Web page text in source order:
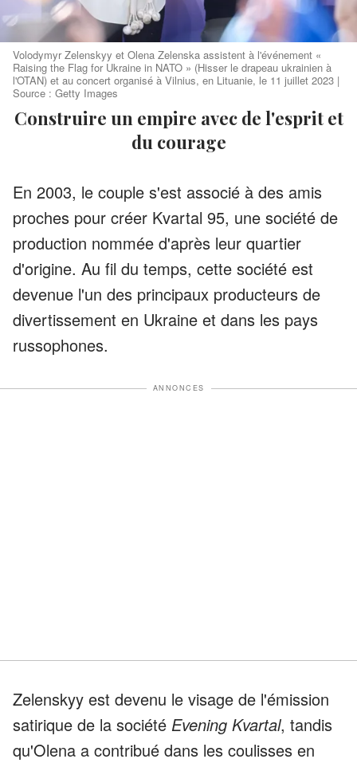
Volodymyr Zelenskyy et Olena Zelenska assistent à l'événement «
Raising the Flag for Ukraine in NATO » (Hisser le drapeau ukrainien à
l'OTAN) et au concert organisé à Vilnius, en Lituanie, le 11 juillet 2023 |
Source : Getty Images
Construire un empire avec de l'esprit et
du courage
En 2003, le couple s'est associé à des amis
proches pour créer Kvartal 95, une société de
production nommée d'après leur quartier
d'origine. Au fil du temps, cette société est
devenue l'un des principaux producteurs de
divertissement en Ukraine et dans les pays
russophones.
ANNONCES
Zelenskyy est devenu le visage de l'émission
satirique de la société Evening Kvartal, tandis
qu'Olena a contribué dans les coulisses en